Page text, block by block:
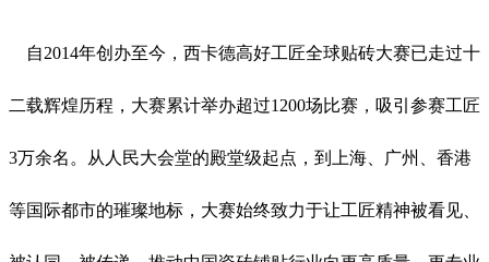
自2014年创办至今，西卡德高好工匠全球贴砖大赛已走过十
二载辉煌历程，大赛累计举办超过1200场比赛，吸引参赛工匠
3万余名。从人民大会堂的殿堂级起点，到上海、广州、香港
等国际都市的璀璨地标，大赛始终致力于让工匠精神被看见、